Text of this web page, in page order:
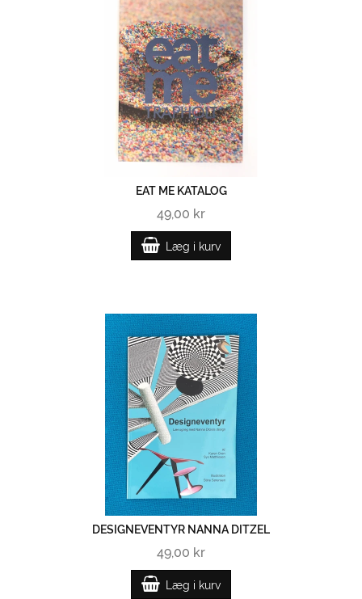
EAT ME KATALOG
49,00 kr
Læg i kurv
DESIGNEVENTYR NANNA DITZEL
49,00 kr
Læg i kurv